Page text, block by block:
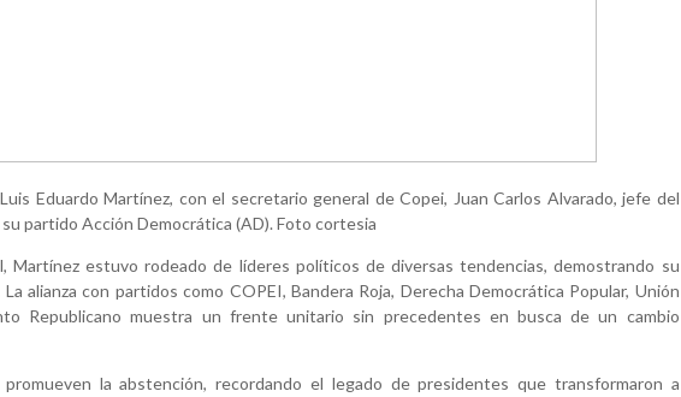
Eduardo Martínez, con el secretario general de Copei, Juan Carlos Alvarado, jefe del
partido Acción Democrática (AD). Foto cortesia
Martínez estuvo rodeado de líderes políticos de diversas tendencias, demostrando su
alianza con partidos como COPEI, Bandera Roja, Derecha Democrática Popular, Unión
Republicano muestra un frente unitario sin precedentes en busca de un cambio
la abstención, recordando el legado de presidentes que transformaron a